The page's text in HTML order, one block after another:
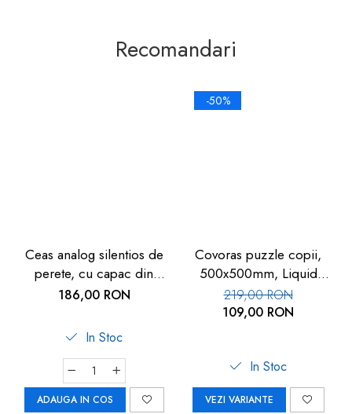
Recomandari
Ceas analog silentios de
perete, cu capac din
sticla, cifre mari, alb, TFA
186,00 RON
In Stoc
ADAUGA IN COS
-50%
Covoras puzzle copii,
500x500mm, Liquid
Floor
219,00 RON
109,00 RON
In Stoc
VEZI VARIANTE